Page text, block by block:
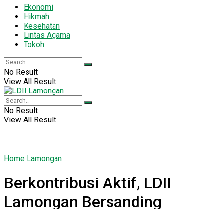
Ekonomi
Hikmah
Kesehatan
Lintas Agama
Tokoh
No Result
View All Result
No Result
View All Result
Home Lamongan
Berkontribusi Aktif, LDII
Lamongan Bersanding